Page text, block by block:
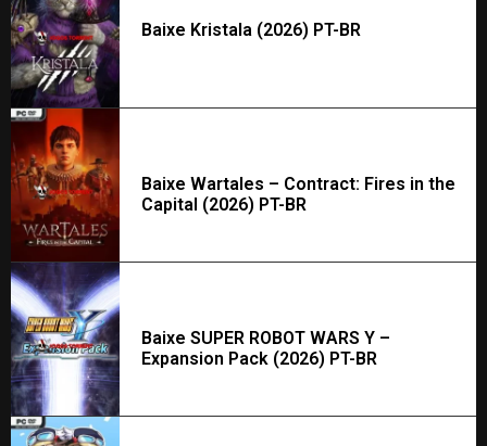
Baixe Kristala (2026) PT-BR
Baixe Wartales – Contract: Fires in the
Capital (2026) PT-BR
Baixe SUPER ROBOT WARS Y –
Expansion Pack (2026) PT-BR